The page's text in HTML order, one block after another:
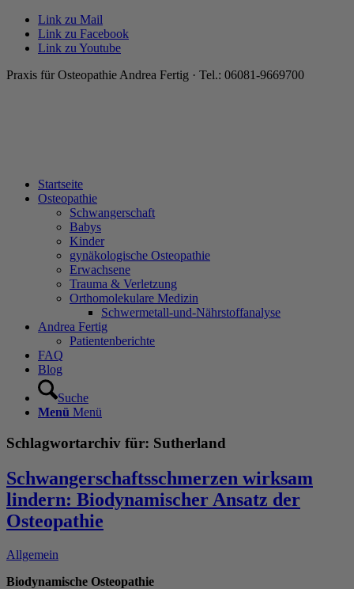
Link zu Mail
Link zu Facebook
Link zu Youtube
Praxis für Osteopathie Andrea Fertig · Tel.: 06081-9669700
Startseite
Osteopathie
Schwangerschaft
Babys
Kinder
gynäkologische Osteopathie
Erwachsene
Trauma & Verletzung
Orthomolekulare Medizin
Schwermetall-und-Nährstoffanalyse
Andrea Fertig
Patientenberichte
FAQ
Blog
Suche
Menü Menü
Schlagwortarchiv für: Sutherland
Schwangerschaftsschmerzen wirksam
lindern: Biodynamischer Ansatz der
Osteopathie
Allgemein
Biodynamische Osteopathie